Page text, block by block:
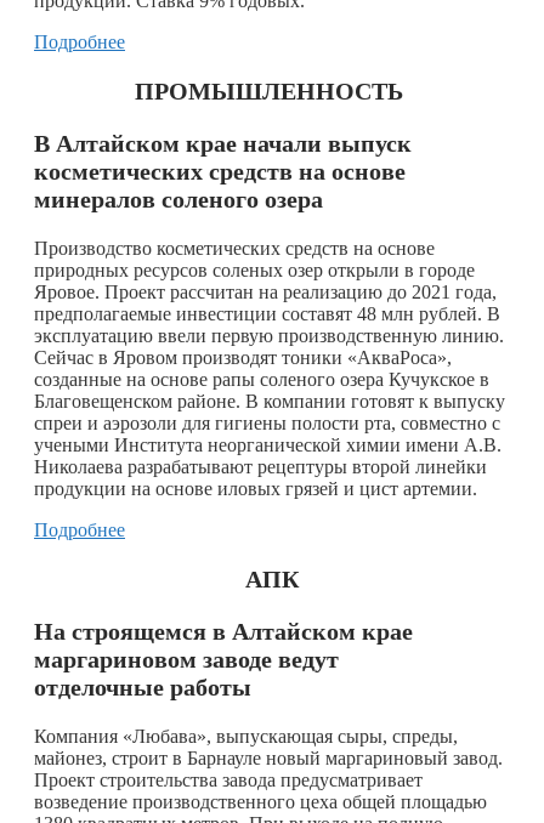
Подробнее
ПРОМЫШЛЕННОСТЬ
В Алтайском крае начали выпуск
косметических средств на основе
минералов соленого озера
Производство косметических средств на основе
природных ресурсов соленых озер открыли в городе
Яровое. Проект рассчитан на реализацию до 2021 года,
предполагаемые инвестиции составят 48 млн рублей. В
эксплуатацию ввели первую производственную линию.
Сейчас в Яровом производят тоники «АкваРоса»,
созданные на основе рапы соленого озера Кучукское в
Благовещенском районе. В компании готовят к выпуску
спреи и аэрозоли для гигиены полости рта, совместно с
учеными Института неорганической химии имени А.В.
Николаева разрабатывают рецептуры второй линейки
продукции на основе иловых грязей и цист артемии.
Подробнее
АПК
На строящемся в Алтайском крае
маргариновом заводе ведут
отделочные работы
Компания «Любава», выпускающая сыры, спреды,
майонез, строит в Барнауле новый маргариновый завод.
Проект строительства завода предусматривает
возведение производственного цеха общей площадью